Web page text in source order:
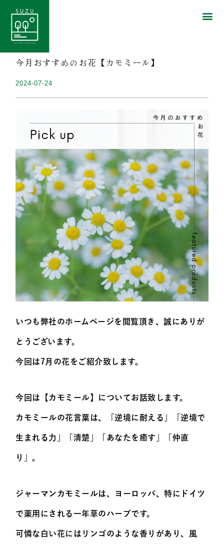
今月おすすめのお花【カモミール】
2024-07-24
いつも弊社のホームページを閲覧頂き、誠にありが
とうございます。
今回は7月の花をご紹介致します。
今回は【カモミール】についてお話致します。
カモミールの花言葉は、「逆境に耐える」「逆境で
生まれる力」「清楚」「あなたを癒す」「仲直
り」。
ジャーマンカモミールは、ヨーロッパ、特にドイツ
で薬用にされる一年草のハーブです。
可憐な白い花にはリンゴのような香りがあり、風